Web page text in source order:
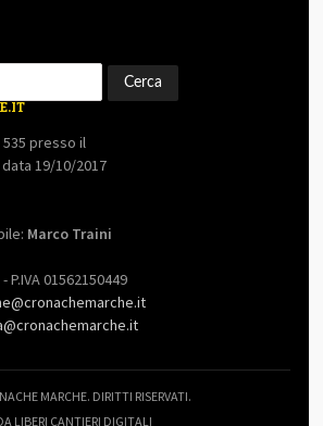
presso il
19/10/2017
Marco Traini
P.IVA 01562150449
MARCHE. DIRITTI RISERVATI.
LIBERI CANTIERI DIGITALI